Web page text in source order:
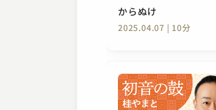
からぬけ
2025.04.07 | 10分